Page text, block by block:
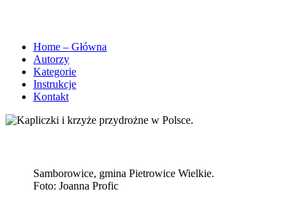
Home – Główna
Autorzy
Kategorie
Instrukcje
Kontakt
Samborowice, gmina Pietrowice Wielkie.
Foto: Joanna Profic